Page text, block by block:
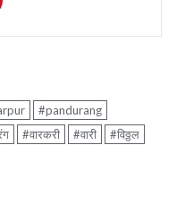
#pandurang
#वारकरी #वारी
#विठ्ठल